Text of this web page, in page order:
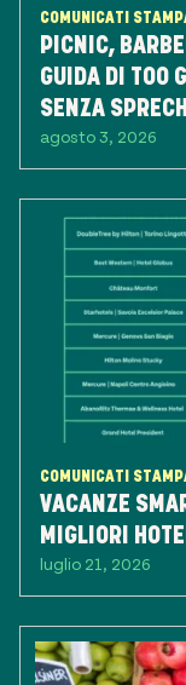
COMUNICATI
PICNIC,
GUIDA DI TOO
SENZA SPRECHI
agosto 3, 2026
COMUNICATI
VACANZE
MIGLIORI
luglio 21, 2026